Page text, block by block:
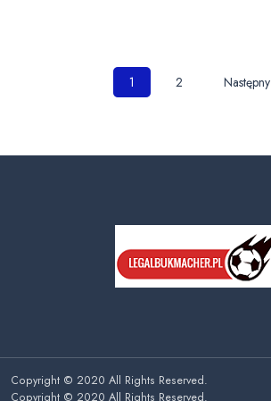
Nawigacja
1 2 Następny
Copyright © 2020 All Rights Reserved.
Copyright © 2020 All Rights Reserved.